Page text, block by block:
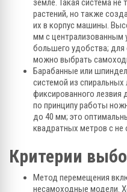
земле. Такая система не
растений, но также
их в корпус машины.
мм с централизованным
большего удобства;
можно выбрать
Барабанные или
системой из спиральных
фиксированного лезвия
по принципу работы
до 40 мм; это
квадратных метров с не
Критерии
Метод перемещения
несамоходные модели.